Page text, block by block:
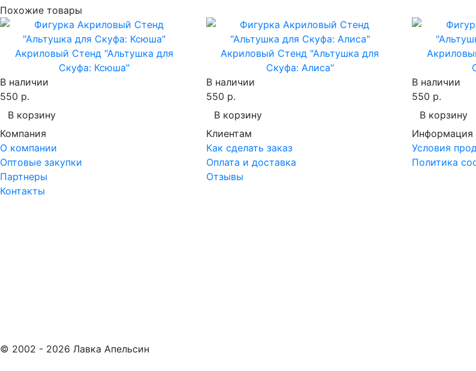
Похожие товары
Акриловый Стенд "Альтушка для
Скуфа: Ксюша"
В наличии
550 р.
В корзину
Акриловый Стенд "Альтушка для
Скуфа: Алиса"
В наличии
550 р.
В корзину
В наличии
550 р.
В корзину
Компания
О компании
Оптовые закупки
Партнеры
Контакты
Клиентам
Как сделать заказ
Оплата и доставка
Отзывы
Информация
Условия
Политика
© 2002 - 2026 Лавка Апельсин